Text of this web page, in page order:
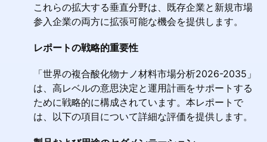
これらの拡大する垂直分野は、既存企業と新規市場
参入企業の両方に拡張可能な機会を提供します。
レポートの戦略的重要性
「世界の複合酸化物ナノ材料市場分析2026-2035」
は、高レベルの意思決定と運用計画をサポートする
ために戦略的に構成されています。本レポートで
は、以下の項目について詳細な評価を提供します。